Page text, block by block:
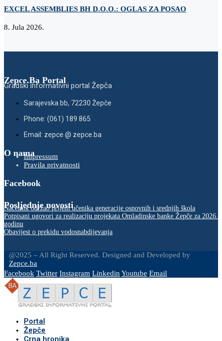
EXCEL ASSEMBLIES BH D.O.O.: OGLAS ZA POSAO
8. Jula 2026.
Zepce.Ba Portal
Gradski informativni portal Žepča
Sarajevska bb, 72230 Žepče
Phone: (061) 189 865
Email: zepce @ zepce.ba
O namaImpressum
Pravila privatnosti
Facebook
Posljednje novosti
Načelnik održao prijem učenika generacije osnovnih i srednjih škola
Potpisani ugovori za realizaciju projekata Omladinske banke Žepče za 2026.
godinu
Obavijest o prekidu vodosnabdijevanja
@2025 – All Right Reserved. Designed and Developed by
Zepce.ba
Facebook Twitter Instagram LinkedinYoutube Email
Portal
Žepče
Crna hronika